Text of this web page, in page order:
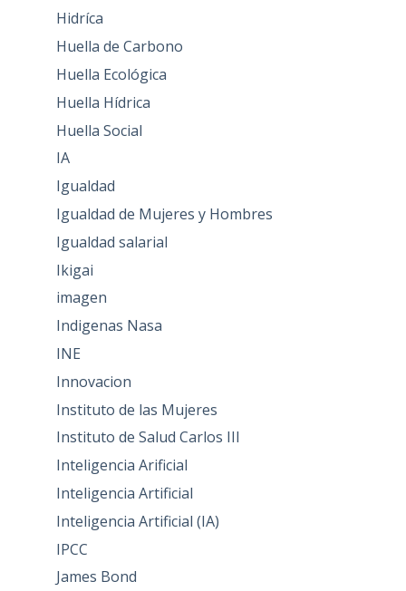
Hidríca
Huella de Carbono
Huella Ecológica
Huella Hídrica
Huella Social
IA
Igualdad
Igualdad de Mujeres y Hombres
Igualdad salarial
Ikigai
imagen
Indigenas Nasa
INE
Innovacion
Instituto de las Mujeres
Instituto de Salud Carlos III
Inteligencia Arificial
Inteligencia Artificial
Inteligencia Artificial (IA)
IPCC
James Bond